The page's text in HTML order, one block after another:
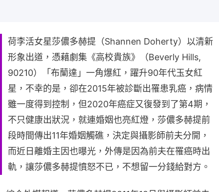
荷李活女星莎儂多赫提（Shannen Doherty）以清新
形象出道，憑藉劇集《高校貴族》（Beverly Hills,
90210）「布蘭達」一角爆紅，躍升90年代玉女紅
星，不幸的是，卻在2015年被診斷出罹患乳癌，病情
雖一度得到控制，但2020年癌症又復發到了第4期，
不只健康出狀況，就連婚姻也亮紅燈，莎儂多赫提前
段時間傳出11年婚姻觸礁，決定與攝影師前夫分開，
而近日離婚主因也曝光，外傳是因為前夫在罹癌時出
軌，讓莎儂多赫提憤怒不已，不想留一分錢給對方。